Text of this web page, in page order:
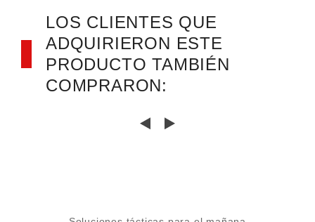
LOS CLIENTES QUE
ADQUIRIERON ESTE
PRODUCTO TAMBIÉN
COMPRARON: